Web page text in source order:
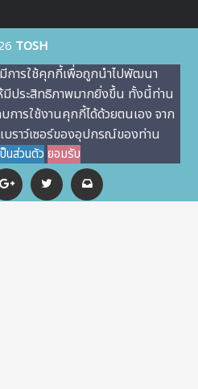
TOSH
การใช้คุกกี้เพื่อถูกนําไปพัฒนา
มีประสิทธิภาพมากยิ่งขึ้น ทั้งนี้ท่าน
การใช้งานคุกกี้ได้ด้วยตนเอง จาก
บราว์เซอร์ของอุปกรณ์ของท่าน
นส่วนตัว ยอมรับ